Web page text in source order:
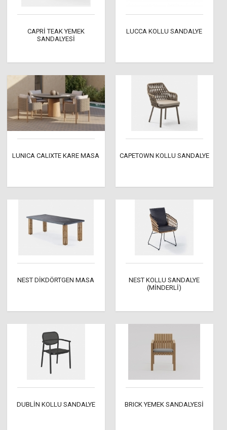
CAPRİ TEAK YEMEK
SANDALYESİ
LUCCA KOLLU SANDALYE
LUNICA CALIXTE KARE MASA CAPETOWN KOLLU SANDALYE
NEST DİKDÖRTGEN MASA
NEST KOLLU SANDALYE
(MİNDERLİ)
DUBLİN KOLLU SANDALYE BRICK YEMEK SANDALYESİ